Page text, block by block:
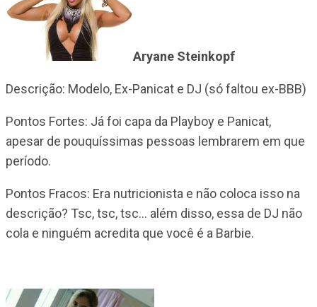
Aryane Steinkopf
Descrição: Modelo, Ex-Panicat e DJ (só faltou ex-BBB)
Pontos Fortes: Já foi capa da Playboy e Panicat,
apesar de pouquíssimas pessoas lembrarem em que
período.
Pontos Fracos: Era nutricionista e não coloca isso na
descrição? Tsc, tsc, tsc… além disso, essa de DJ não
cola e ninguém acredita que você é a Barbie.